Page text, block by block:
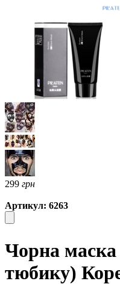
299 грн
Артикул: 6263
Чорна
тюбику)